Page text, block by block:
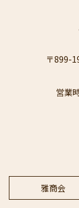
〒899-
営業
雅商会